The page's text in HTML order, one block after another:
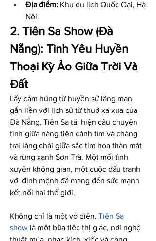
Địa điểm: Khu du lịch Quốc Oai, Hà
Nội.
2. Tiên Sa Show (Đà
Nẵng): Tình Yêu Huyền
Thoại Kỳ Ảo Giữa Trời Và
Đất
Lấy cảm hứng từ huyền sử lãng mạn
gắn liền với lịch sử từ thuở xa xưa của
Đà Nẵng, Tiên Sa tái hiện câu chuyện
tình giữa nàng tiên cánh tím và chàng
trai làng chài giữa sắc tím hoa thàn mát
và rừng xanh Sơn Trà. Một mối tình
xuyên không gian, một cuộc đấu tranh
với định mệnh đã mang đến sức mạnh
kết nối hai thế giới.
Không chỉ là một vở diễn, Tiên Sa
show là một bữa tiệc thị giác, nơi nghệ
thuật múa, nhạc kịch, xiếc và công